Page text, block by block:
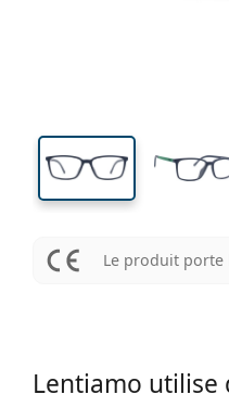
Le produit porte
Lentiamo utilise